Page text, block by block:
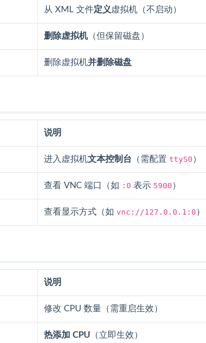
从 XML 文件定义虚拟机（不启动）
删除虚拟机（但保留磁盘）
删除虚拟机并删除磁盘
说明
进入虚拟机文本控制台 （需配置 ttyS0 ）
查看 VNC 端口（如 :0 表示 5900 ）
查看显示方式（如 vnc://127.0.0.1:0 ）
说明
修改 CPU 数量（需重启生效）
热添加 CPU （立即生效）